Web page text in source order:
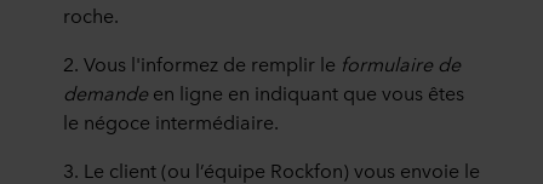
roche.
2. Vous l'informez de remplir le formulaire de
demande en ligne en indiquant que vous êtes
le négoce intermédiaire.
3. Le client (ou l’équipe Rockfon) vous envoie le